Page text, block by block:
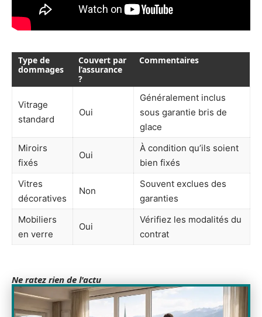
Type de
dommages
Couvert par
l’assurance
?
Commentaires
Vitrage
standard
Oui
Généralement inclus
sous garantie bris de
glace
Miroirs
fixés
Oui
À condition qu’ils soient
bien fixés
Vitres
décoratives
Non
Souvent exclues des
garanties
Mobiliers
en verre
Oui
Vérifiez les modalités du
contrat
Ne ratez rien de l'actu